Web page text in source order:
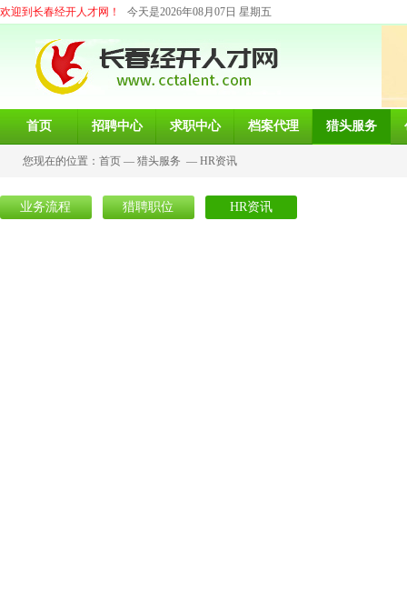
欢迎到长春经开人才网！ 今天是2026年08月07日 星期五
首页 招聘中心 求职中心 档案代理 猎头服务
您现在的位置： 首页 — 猎头服务 — HR资讯
业务流程 猎聘职位 HR资讯